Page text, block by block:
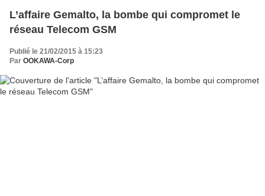
L’affaire Gemalto, la bombe qui compromet le
réseau Telecom GSM
Publié le 21/02/2015 à 15:23
Par OOKAWA-Corp